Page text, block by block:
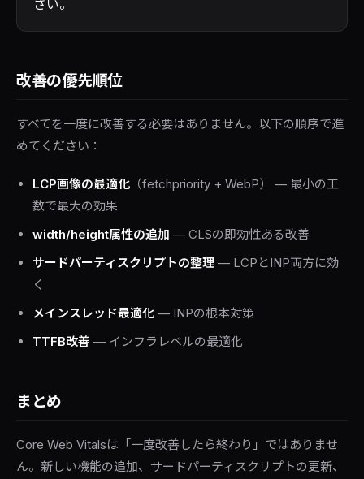
さい。
改善の優先順位
すべてを一度に改善する必要はありません。以下の順序で進
めてください：
LCP画像の最適化 （fetchpriority + WebP） — 最小の工
数で最大の効果
width/height属性の追加 — CLSの即効性ある改善
サードパーティスクリプトの整理 — LCPとINP両方に効
く
メインスレッド最適化 — INPの根本対策
TTFB改善 — インフラレベルの最適化
まとめ
Core Web Vitalsは「一度改善したら終わり」ではありませ
ん。新しい機能の追加、サードパーティスクリプトの更新、